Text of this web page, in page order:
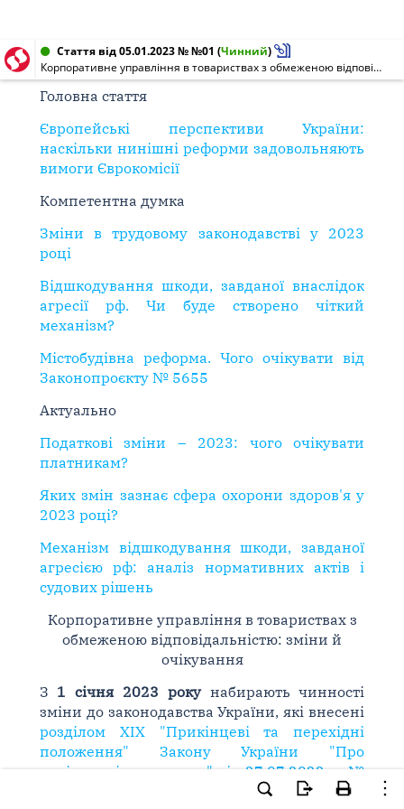
Стаття від 05.01.2023 № №01 (Чинний)
Корпоративне управління в товариствах з обмеженою відповідальністю: зміни й очікування
Головна стаття
Європейські перспективи України:
наскільки нинішні реформи задовольняють
вимоги Єврокомісії
Компетентна думка
Зміни в трудовому законодавстві у 2023
році
Відшкодування шкоди, завданої внаслідок
агресії рф. Чи буде створено чіткий
механізм?
Містобудівна реформа. Чого очікувати від
Законопроєкту № 5655
Актуально
Податкові зміни – 2023: чого очікувати
платникам?
Яких змін зазнає сфера охорони здоров'я у
2023 році?
Механізм відшкодування шкоди, завданої
агресією рф: аналіз нормативних актів і
судових рішень
Корпоративне управління в товариствах з
обмеженою відповідальністю: зміни й
очікування
З 1 січня 2023 рокунабирають чинності
зміни до законодавства України, які внесені
розділом XIX "Прикінцеві та перехідні
положення" Закону України "Про
акціонерні товариства" від 27.07.2022 р. №
) та стосуються